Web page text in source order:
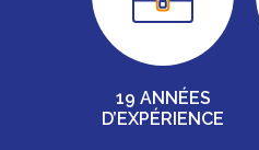
19 ANNÉES
D’EXPÉRIENCE